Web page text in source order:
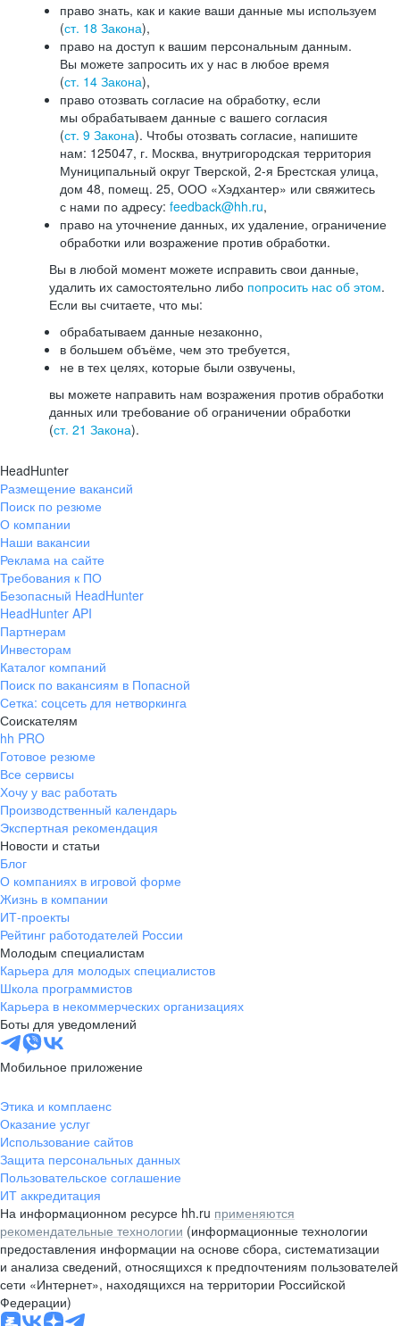
право знать, как и какие ваши данные мы используем
(ст. 18 Закона),
право на доступ к вашим персональным данным.
Вы можете запросить их у нас в любое время
(ст. 14 Закона),
право отозвать согласие на обработку, если
мы обрабатываем данные с вашего согласия
(ст. 9 Закона). Чтобы отозвать согласие, напишите
нам: 125047, г. Москва, внутригородская территория
Муниципальный округ Тверской, 2-я Брестская улица,
дом 48, помещ. 25, ООО «Хэдхантер» или свяжитесь
с нами по адресу: feedback@hh.ru,
право на уточнение данных, их удаление, ограничение
обработки или возражение против обработки.
Вы в любой момент можете исправить свои данные,
удалить их самостоятельно либо попросить нас об этом.
Если вы считаете, что мы:
обрабатываем данные незаконно,
в большем объёме, чем это требуется,
не в тех целях, которые были озвучены,
вы можете направить нам возражения против обработки
данных или требование об ограничении обработки
(ст. 21 Закона).
HeadHunter
Размещение вакансий
Поиск по резюме
О компании
Наши вакансии
Реклама на сайте
Требования к ПО
Безопасный HeadHunter
HeadHunter API
Партнерам
Инвесторам
Каталог компаний
Поиск по вакансиям в Попасной
Сетка: соцсеть для нетворкинга
Соискателям
hh PRO
Готовое резюме
Все сервисы
Хочу у вас работать
Производственный календарь
Экспертная рекомендация
Новости и статьи
Блог
О компаниях в игровой форме
Жизнь в компании
ИТ-проекты
Рейтинг работодателей России
Молодым специалистам
Карьера для молодых специалистов
Школа программистов
Карьера в некоммерческих организациях
Боты для уведомлений
Мобильное приложение
Этика и комплаенс
Оказание услуг
Использование сайтов
Защита персональных данных
Пользовательское соглашение
ИТ аккредитация
На информационном ресурсе hh.ru применяются
рекомендательные технологии (информационные технологии
предоставления информации на основе сбора, систематизации
и анализа сведений, относящихся к предпочтениям пользователей
сети «Интернет», находящихся на территории Российской
Федерации)